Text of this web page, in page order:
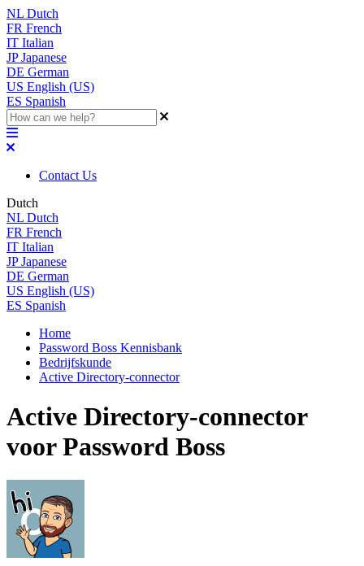
NL Dutch
FR French
IT Italian
JP Japanese
DE German
US English (US)
ES Spanish
Contact Us
Dutch
NL Dutch
FR French
IT Italian
JP Japanese
DE German
US English (US)
ES Spanish
Home
Password Boss Kennisbank
Bedrijfskunde
Active Directory-connector
Active Directory-connector
voor Password Boss